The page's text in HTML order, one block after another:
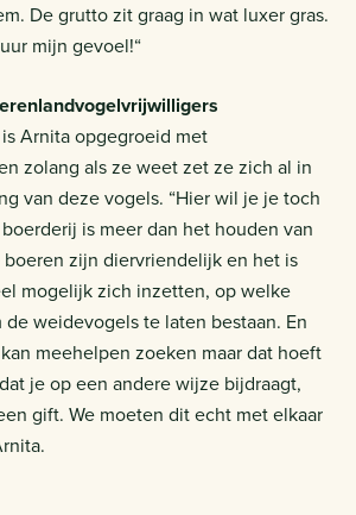
De grutto zit graag in wat luxer gras.
mijn gevoel!“
Arnita opgegroeid met
zolang als ze weet zet ze zich al in
van deze vogels. “Hier wil je je toch
is meer dan het houden van
zijn diervriendelijk en het is
mogelijk zich inzetten, op welke
weidevogels te laten bestaan. En
meehelpen zoeken maar dat hoeft
je op een andere wijze bijdraagt,
gift. We moeten dit echt met elkaar